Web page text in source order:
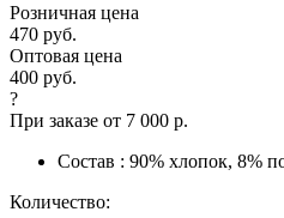
Розничная цена
470 руб.
Оптовая цена
400 руб.
?
При заказе от 7 000 р.
Состав : 90% хлопок, 8%
Количество: